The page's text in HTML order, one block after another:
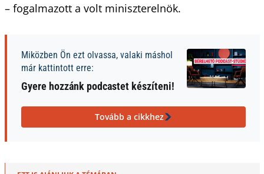
– fogalmazott a volt miniszterelnök.
Miközben Ön ezt olvassa, valaki máshol
már kattintott erre:
Gyere hozzánk podcastet készíteni!
Tovább a cikkhez